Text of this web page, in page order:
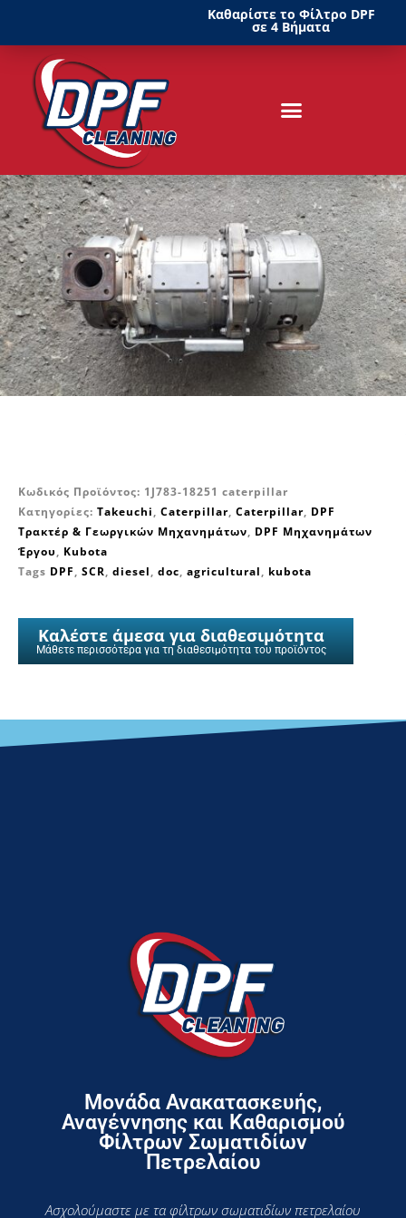
Καθαρίστε το Φίλτρο DPF
σε 4 Βήματα
Κωδικός Προϊόντος: 1J783-18251 caterpillar
Κατηγορίες: Takeuchi, Caterpillar, Caterpillar, DPF
Τρακτέρ & Γεωργικών Μηχανημάτων, DPF Μηχανημάτων
Έργου, Kubota
Tags DPF, SCR, diesel, doc, agricultural, kubota
Καλέστε άμεσα για διαθεσιμότητα
Μάθετε περισσότερα για τη διαθεσιμότητα του προϊόντος
Μονάδα Ανακατασκευής,
Αναγέννησης και Καθαρισμού
Φίλτρων Σωματιδίων
Πετρελαίου
Ασχολούμαστε με τα φίλτρων σωματιδίων πετρελαίου